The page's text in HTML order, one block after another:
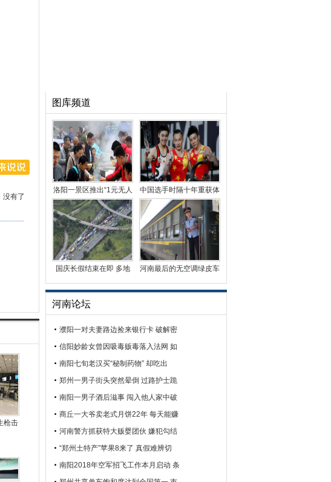
没有了
枪击
图库频道
洛阳一景区推出“1元无人
售卖午餐” 引千人
中国选手时隔十年重获体
操世锦赛男子“全能
国庆长假结束在即 多地
河南最后的无空调绿皮车
河南论坛
濮阳一对夫妻路边捡来银行卡 破解密
信阳妙龄女曾因吸毒贩毒落入法网 如
南阳七旬老汉买“秘制药物” 却吃出
郑州一男子街头突然晕倒 过路护士跪
南阳一男子酒后滋事 闯入他人家中破
商丘一大爷卖老式月饼22年 每天能赚
河南警方抓获特大贩婴团伙 嫌犯勾结
“郑州土特产”苹果8来了 真假难辨切
南阳2018年空军招飞工作本月启动 条